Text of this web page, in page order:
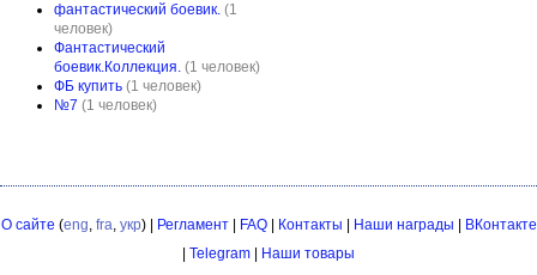
фантастический боевик. (1
человек)
Фантастический
боевик.Коллекция. (1 человек)
ФБ купить (1 человек)
№7 (1 человек)
О сайте (eng, fra, укр) | Регламент| FAQ| Контакты Наши награды
ВКонтакте
Telegram Наши товары